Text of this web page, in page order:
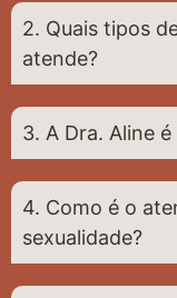
2. Quais tipos
atende?
3. A Dra. Aline
4. Como é o
sexualidade?